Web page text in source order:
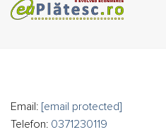
Email: [email protected]
Telefon: 0371230119